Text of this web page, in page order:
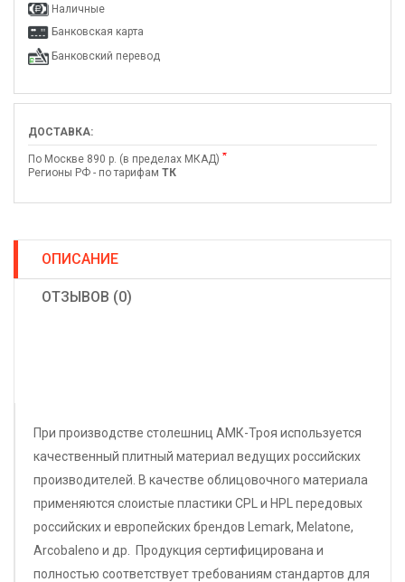
Наличные
Банковская карта
Банковский перевод
ДОСТАВКА:
По Москве 890 р. (в пределах МКАД) *
Регионы РФ - по тарифам ТК
ОПИСАНИЕ
ОТЗЫВОВ (0)
При производстве столешниц АМК-Троя используется
качественный плитный материал ведущих российских
производителей. В качестве облицовочного материала
применяются слоистые пластики CPL и HPL передовых
российских и европейских брендов Lemark, Melatone,
Arcobaleno и др. Продукция сертифицирована и
полностью соответствует требованиям стандартов для